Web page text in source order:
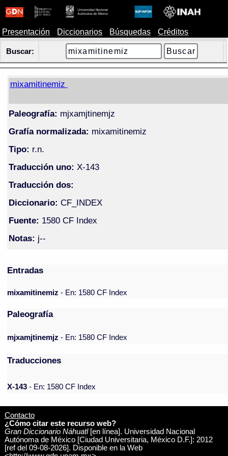
Presentación Diccionarios Búsquedas Créditos
Buscar:
mixamitinemiz
Paleografía: mjxamjtinemjz
Grafía normalizada: mixamitinemiz
Tipo: r.n.
Traducción uno: X-143
Traducción dos:
Diccionario: CF_INDEX
Fuente: 1580 CF Index
Notas: j--
Entradas
mixamitinemiz- En: 1580 CF Index
Paleografía
mjxamjtinemjz - En: 1580 CF Index
Traducciones
X-143 - En: 1580 CF Index
Contacto
¿Cómo citar este recurso web?
Gran Diccionario Náhuatl[en línea]. Universidad Nacional
Autónoma de México [Ciudad Universitaria, México D.F.]: 2012
[ref del 09-08-2026]. Disponible en la Web